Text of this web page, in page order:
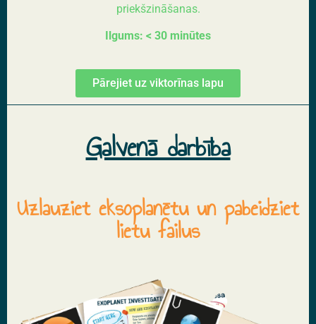
priekšzināšanas.
Ilgums: < 30 minūtes
Pārejiet uz viktorīnas lapu
Galvenā darbība
Uzlauziet eksoplanētu un pabeidziet
lietu failus